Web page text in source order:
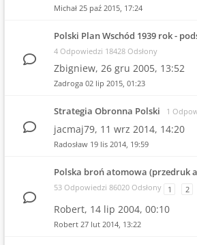
Michał 25 paź 2015, 17:24
Polski Plan Wschód 1939 rok -
4 Odpowiedzi 18428 Odsłony
Zbigniew, 26 gru 2005, 13:52
Zadroga 02 lip 2015, 01:23
Strategia Obronna Polski 1
jacmaj79, 11 wrz 2014, 14:20
Radosław 19 lis 2014, 19:59
Polska broń atomowa (przedruk
53 Odpowiedzi 86020 Odsłony 1 2
Robert, 14 lip 2004, 00:10
Robert 27 lut 2014, 13:22